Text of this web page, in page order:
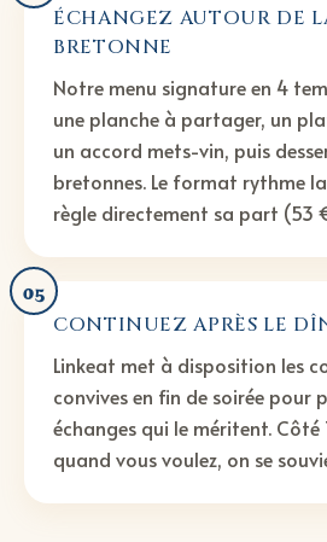
ÉCHANGEZ AUTOUR DE
BRETONNE
Notre menu signature en 4
une planche à partager, un
un accord mets-vin, puis
bretonnes. Le format rythme
règle directement sa part (53
05
CONTINUEZ APRÈS LE
Linkeat met à disposition les
convives en fin de soirée pour
échanges qui le méritent. Côté
quand vous voulez, on se